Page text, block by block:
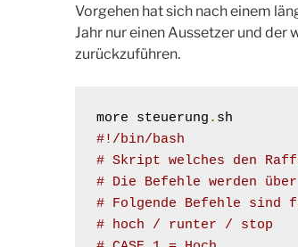
Vorgehen hat sich nach einem
Jahr nur einen Aussetzer und der
zurückzuführen.
more steuerung .
#!/bin/bash
# Skript welches den
# Die Befehle werden
# Folgende Befehle sind
# hoch / runter / stop